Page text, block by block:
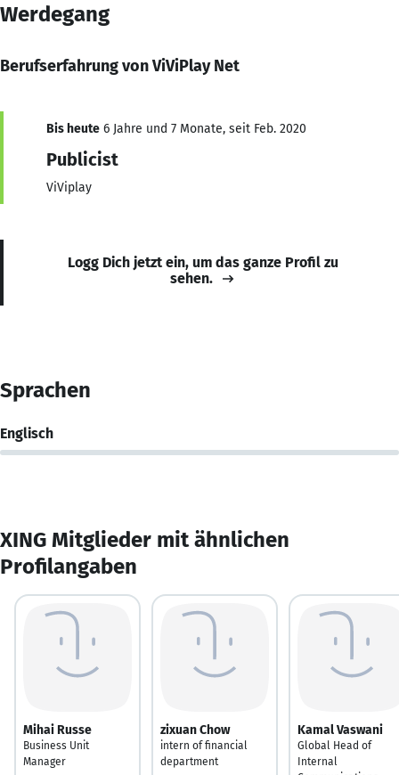
Werdegang
Berufserfahrung von ViViPlay Net
Bis heute 6 Jahre und 7 Monate, seit Feb. 2020
Publicist
ViViplay
Logg Dich jetzt ein, um das ganze Profil zu
sehen.
Sprachen
Englisch
XING Mitglieder mit ähnlichen
Profilangaben
Mihai Russe
Business Unit
Manager
zixuan Chow
intern of financial
department
Kamal Vaswani
Global Head of
Internal